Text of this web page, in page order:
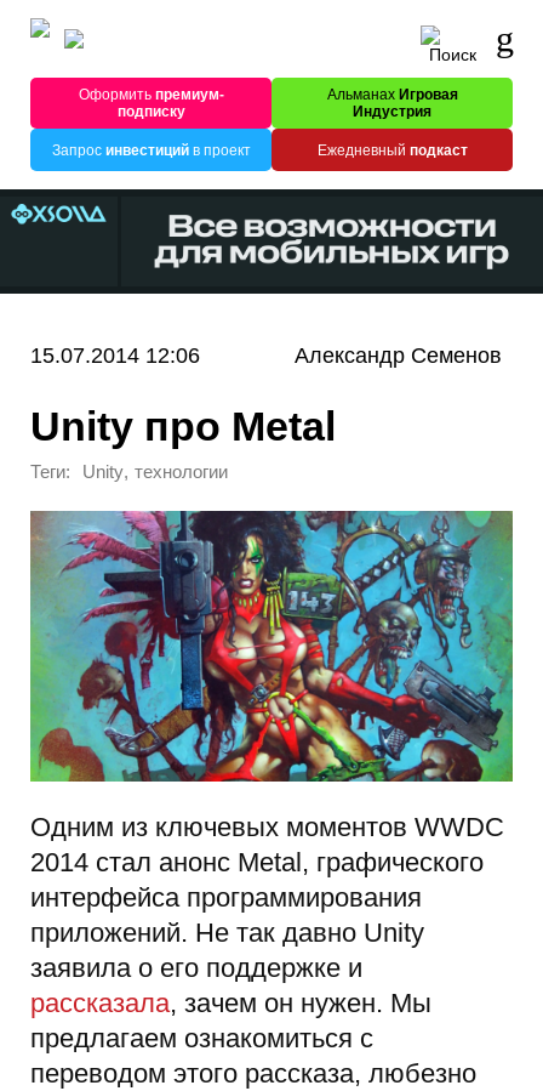
Оформитьпремиум-
подписку
Альманах Игровая
Индустрия
Запрос инвестицийв проект Ежедневный подкаст
15.07.2014 12:06 Александр Семенов
Unity про Metal
Теги: Unity, технологии
Одним из ключевых моментов WWDC
2014 стал анонс Metal, графического
интерфейса программирования
приложений. Не так давно Unity
заявила о его поддержке и
рассказала, зачем он нужен. Мы
предлагаем ознакомиться с
переводом этого рассказа, любезно